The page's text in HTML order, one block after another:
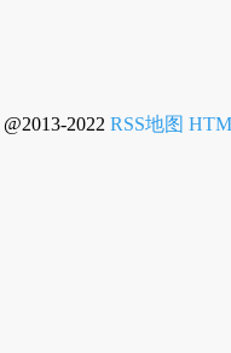
@2013-2022 RSS地图